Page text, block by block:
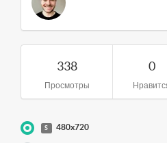
338
Просмотры
0
S 480x720